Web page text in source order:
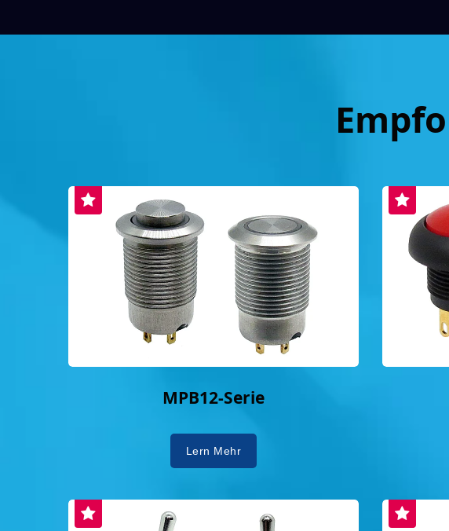
MPB12-Serie
Lern Mehr